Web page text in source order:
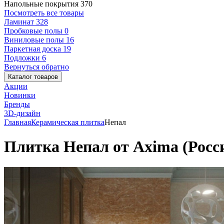
Напольные покрытия 370
Посмотреть все товары
Ламинат 328
Пробковые полы 0
Виниловые полы 16
Паркетная доска 19
Подложки 6
Вернуться обратно
Каталог товаров
Акции
Новинки
Бренды
3D-дизайн
ГлавнаяКерамическая плиткаНепал
Плитка Непал от Axima